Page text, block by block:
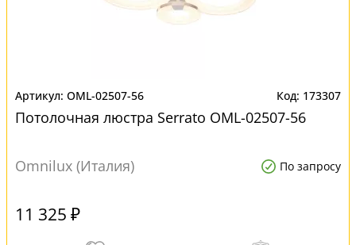
OML-02507-56 173307
Потолочная люстра Serrato OML-02507-56
Omnilux (Италия) По запросу
11 325 ₽